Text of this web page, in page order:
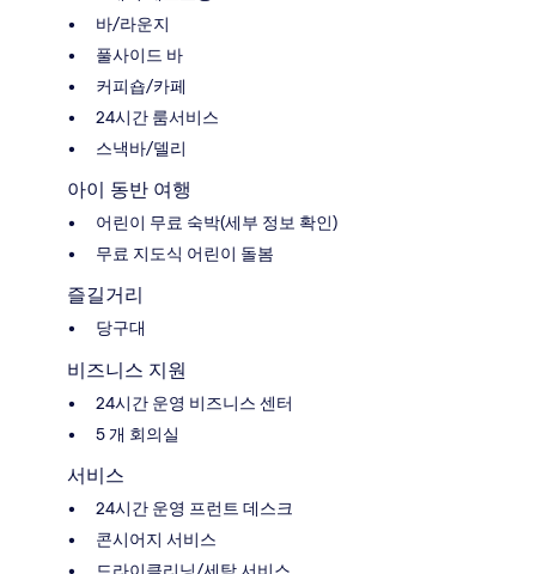
바/라운지
풀사이드 바
커피숍/카페
24시간 룸서비스
스낵바/델리
아이 동반 여행
어린이 무료 숙박(세부 정보 확인)
무료 지도식 어린이 돌봄
즐길거리
당구대
비즈니스 지원
24시간 운영 비즈니스 센터
5 개 회의실
서비스
24시간 운영 프런트 데스크
콘시어지 서비스